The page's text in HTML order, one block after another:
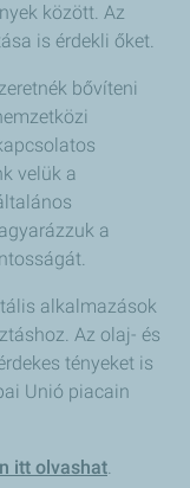
között. Az
is érdekli őket.
bővíteni
velük a
a
alkalmazások
Az olaj- és
tényeket is
Unió piacain
itt olvashat.